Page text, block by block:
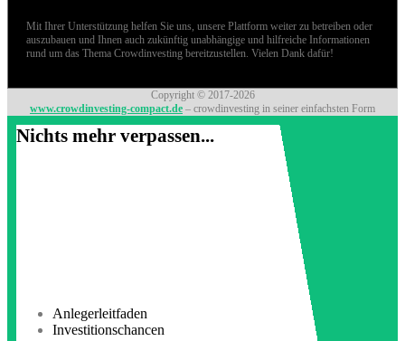
Mit Ihrer Unterstützung helfen Sie uns, unsere Plattform weiter zu betreiben oder
auszubauen und Ihnen auch zukünftig unabhängige und hilfreiche Informationen
rund um das Thema Crowdinvesting bereitzustellen. Vielen Dank dafür!
Copyright © 2017-2026
www.crowdinvesting-compact.de – crowdinvesting in seiner einfachsten Form
Nichts mehr verpassen...
Anlegerleitfaden
Investitionschancen